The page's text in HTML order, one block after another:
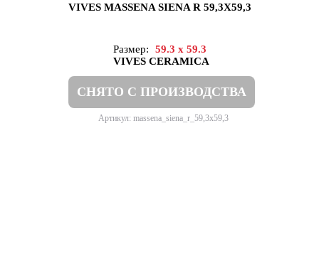
VIVES MASSENA SIENA R 59,3X59,3
Размер:
59.3 x 59.3
VIVES CERAMICA
СНЯТО С ПРОИЗВОДСТВА
Артикул: massena_siena_r_59,3x59,3